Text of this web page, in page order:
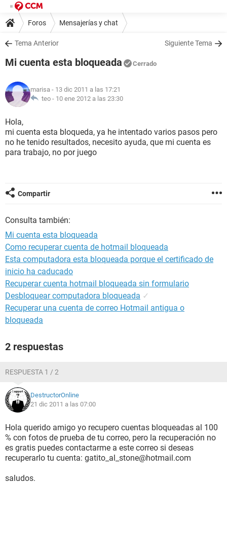
Foros Mensajerías y chat
Tema Anterior Siguiente Tema
Mi cuenta esta bloqueada Cerrado
marisa - 13 dic 2011 a las 17:21
teo - 10 ene 2012 a las 23:30
Hola,
mi cuenta esta bloqueda, ya he intentado varios pasos pero
no he tenido resultados, necesito ayuda, que mi cuenta es
para trabajo, no por juego
Compartir
Consulta también:
Mi cuenta esta bloqueada
Como recuperar cuenta de hotmail bloqueada
Esta computadora esta bloqueada porque el certificado de
inicio ha caducado
Recuperar cuenta hotmail bloqueada sin formulario
Desbloquear computadora bloqueada ✓
Recuperar una cuenta de correo Hotmail antigua o
bloqueada
2 respuestas
RESPUESTA 1 / 2
DestructorOnline
21 dic 2011 a las 07:00
Hola querido amigo yo recupero cuentas bloqueadas al 100
% con fotos de prueba de tu correo, pero la recuperación no
es gratis puedes contactarme a este correo si deseas
recuperarlo tu cuenta: gatito_al_stone@hotmail.com
saludos.